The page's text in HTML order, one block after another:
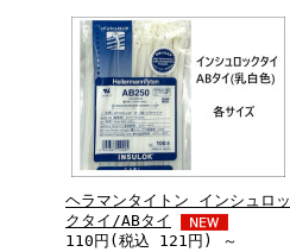
ヘラマンタイトン インシュロッ
クタイ/ABタイ
110円(税込 121円) ～